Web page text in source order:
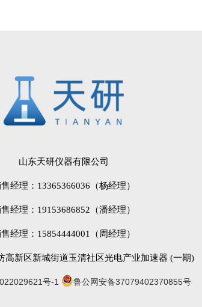
山东天研仪器有限公司
经理：13365366036（杨经理）
经理：19153686852（潘经理）
经理：15854444001（周经理）
高新区新城街道玉清社区光电产业加速器 (一期)
号-1 鲁公网安备37079402370855号